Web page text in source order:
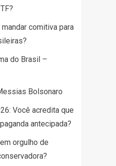
comitiva para
do Brasil –
Bolsonaro
Você acredita que
antecipada?
orgulho de